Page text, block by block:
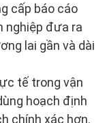
cấp báo cáo
nghiệp đưa ra
lai gần và dài
tế trong vận
hoạch định
chính xác hơn.